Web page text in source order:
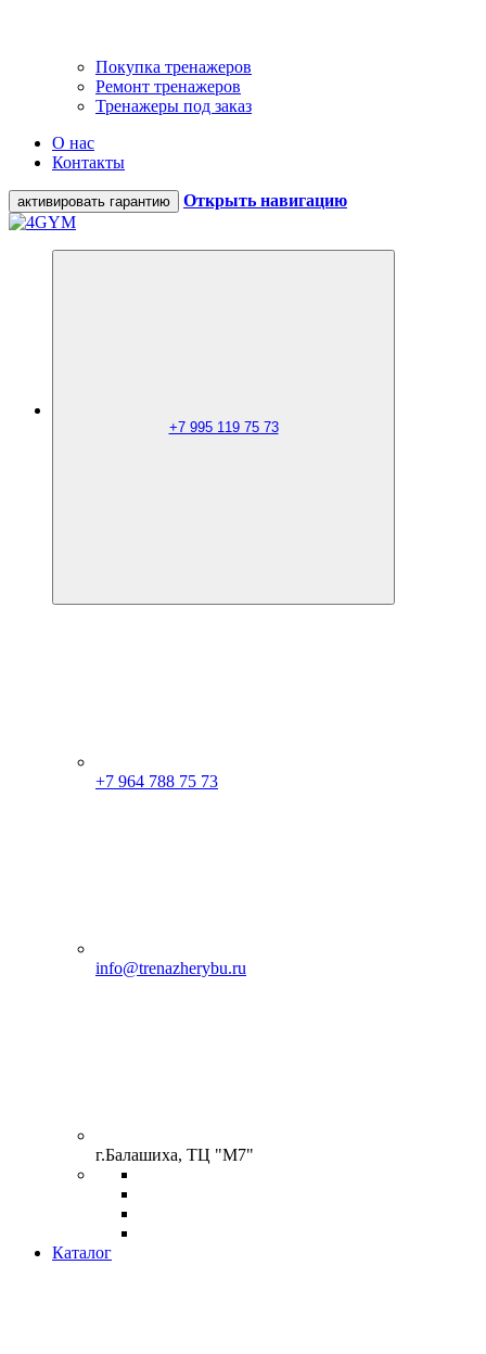
Покупка тренажеров
Ремонт тренажеров
Тренажеры под заказ
О нас
Контакты
активировать гарантию Открыть навигацию
+7 995 119 75 73
+7 964 788 75 73
info@trenazherybu.ru
г.Балашиха, ТЦ "М7"
Каталог